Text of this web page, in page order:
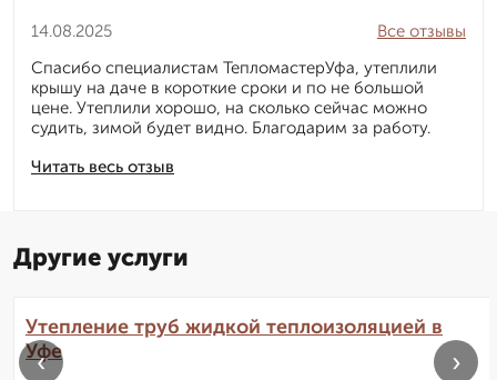
14.08.2025
Читать весь отзыв
Все отзывы
Спасибо специалистам ТепломастерУфа, утеплили
крышу на даче в короткие сроки и по не большой
цене. Утеплили хорошо, на сколько сейчас можно
судить, зимой будет видно. Благодарим за работу.
Другие услуги
Утепление труб жидкой теплоизоляцией в
Уфе
‹ ›